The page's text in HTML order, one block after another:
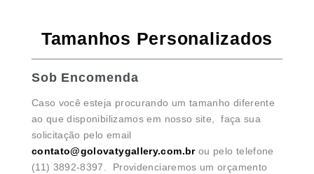
Tamanhos Personalizados
Sob Encomenda
Caso você esteja procurando um tamanho diferente
ao que disponibilizamos em nosso site, faça sua
solicitação pelo email
contato@golovatygallery.com.brou pelo telefone
(11) 3892-8397. Providenciaremos um orçamento